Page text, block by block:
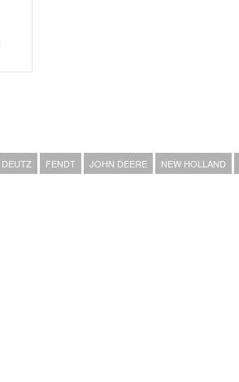
DEUTZ FENDT JOHN DEERE NEW HOLLAND